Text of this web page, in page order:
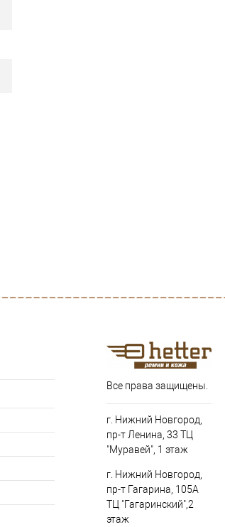
Все права защищены.
г. Нижний Новгород,
пр-т Ленина, 33 ТЦ
"Муравей", 1 этаж
г. Нижний Новгород,
пр-т Гагарина, 105А
ТЦ "Гагаринский",2
этаж